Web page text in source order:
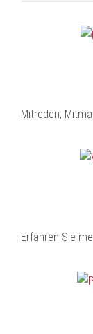
Mitreden,
Erfahren Sie